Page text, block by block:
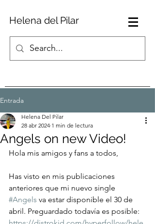
Helena del Pilar
Entrada
Angels on new Video!
Helena Del Pilar
28 abr 2024 1 min de lectura
Hola mis amigos y fans a todos,
Has visto en mis publicaciones
anteriores que mi nuevo single
#Angels va estar disponible el 30 de
abril. Preguardado todavía es posible: